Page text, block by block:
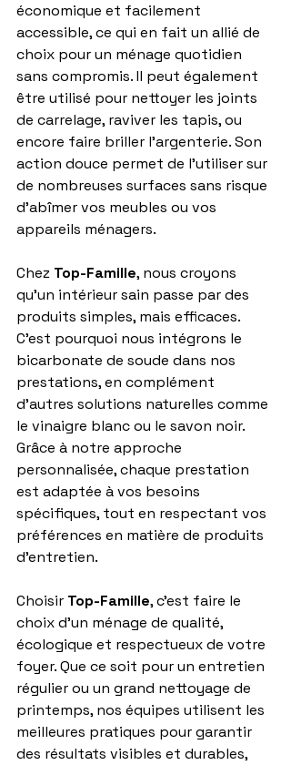
économique et facilement
accessible, ce qui en fait un allié de
choix pour un ménage quotidien
sans compromis. Il peut également
être utilisé pour nettoyer les joints
de carrelage, raviver les tapis, ou
encore faire briller l’argenterie. Son
action douce permet de l’utiliser sur
de nombreuses surfaces sans risque
d’abîmer vos meubles ou vos
appareils ménagers.
Chez Top-Famille, nous croyons
qu’un intérieur sain passe par des
produits simples, mais efficaces.
C’est pourquoi nous intégrons le
bicarbonate de soude dans nos
prestations, en complément
d’autres solutions naturelles comme
le vinaigre blanc ou le savon noir.
Grâce à notre approche
personnalisée, chaque prestation
est adaptée à vos besoins
spécifiques, tout en respectant vos
préférences en matière de produits
d’entretien.
Choisir Top-Famille, c’est faire le
choix d’un ménage de qualité,
écologique et respectueux de votre
foyer. Que ce soit pour un entretien
régulier ou un grand nettoyage de
printemps, nos équipes utilisent les
meilleures pratiques pour garantir
des résultats visibles et durables,